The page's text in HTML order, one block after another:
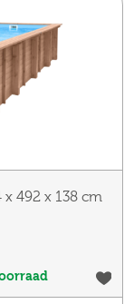
492 x 138 cm